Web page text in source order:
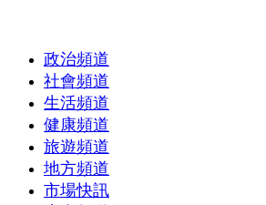
政治頻道
社會頻道
生活頻道
健康頻道
旅遊頻道
地方頻道
市場快訊